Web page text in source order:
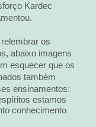
Kardec
os
abaixo imagens
esquecer que os
também
ensinamentos:
estamos
conhecimento